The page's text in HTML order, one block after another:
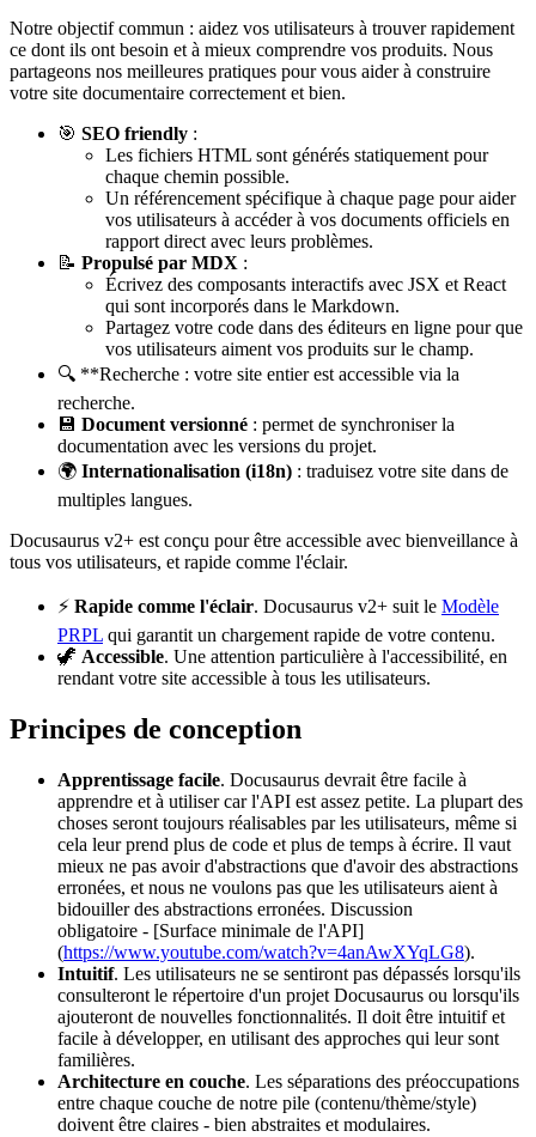
Notre objectif commun : aidez vos utilisateurs à trouver rapidement
ce dont ils ont besoin et à mieux comprendre vos produits. Nous
partageons nos meilleures pratiques pour vous aider à construire
votre site documentaire correctement et bien.
🎯 SEO friendly :
Les fichiers HTML sont générés statiquement pour
chaque chemin possible.
Un référencement spécifique à chaque page pour aider
vos utilisateurs à accéder à vos documents officiels en
rapport direct avec leurs problèmes.
📝 Propulsé par MDX :
Écrivez des composants interactifs avec JSX et React
qui sont incorporés dans le Markdown.
Partagez votre code dans des éditeurs en ligne pour que
vos utilisateurs aiment vos produits sur le champ.
🔍 **Recherche : votre site entier est accessible via la
recherche.
💾 Document versionné : permet de synchroniser la
documentation avec les versions du projet.
🌍 Internationalisation (i18n) : traduisez votre site dans de
multiples langues.
Docusaurus v2+ est conçu pour être accessible avec bienveillance à
tous vos utilisateurs, et rapide comme l'éclair.
⚡️ Rapide comme l'éclair. Docusaurus v2+ suit le Modèle
PRPL qui garantit un chargement rapide de votre contenu.
🦖 Accessible. Une attention particulière à l'accessibilité, en
rendant votre site accessible à tous les utilisateurs.
Principes de conception
Apprentissage facile. Docusaurus devrait être facile à
apprendre et à utiliser car l'API est assez petite. La plupart des
choses seront toujours réalisables par les utilisateurs, même si
cela leur prend plus de code et plus de temps à écrire. Il vaut
mieux ne pas avoir d'abstractions que d'avoir des abstractions
erronées, et nous ne voulons pas que les utilisateurs aient à
bidouiller des abstractions erronées. Discussion
obligatoire - [Surface minimale de l'API]
(https://www.youtube.com/watch?v=4anAwXYqLG8).
Intuitif. Les utilisateurs ne se sentiront pas dépassés lorsqu'ils
consulteront le répertoire d'un projet Docusaurus ou lorsqu'ils
ajouteront de nouvelles fonctionnalités. Il doit être intuitif et
facile à développer, en utilisant des approches qui leur sont
familières.
Architecture en couche. Les séparations des préoccupations
entre chaque couche de notre pile (contenu/thème/style)
doivent être claires - bien abstraites et modulaires.